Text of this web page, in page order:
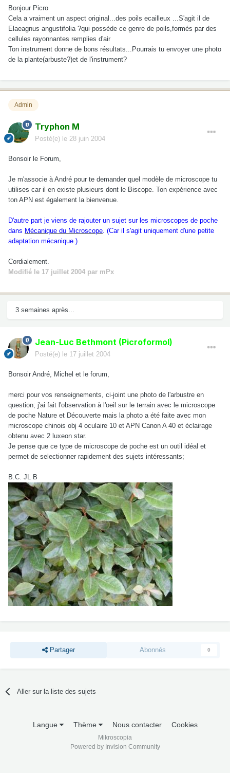
Bonjour Picro
Cela a vraiment un aspect original...des poils ecailleux ...S'agit il de
Elaeagnus angustifolia ?qui possède ce genre de poils,formés par des
cellules rayonnantes remplies d'air
Ton instrument donne de bons résultats...Pourrais tu envoyer une photo
de la plante(arbuste?)et de l'instrument?
Admin
Tryphon M
Posté(e) le 28 juin 2004
Bonsoir le Forum,
Je m'associe à André pour te demander quel modèle de microscope tu
utilises car il en existe plusieurs dont le Biscope. Ton expérience avec
ton APN est également la bienvenue.
D'autre part je viens de rajouter un sujet sur les microscopes de poche
dans Mécanique du Microscope . (Car il s'agit uniquement d'une petite
adaptation mécanique.)
Cordialement.
Modifié le 17 juillet 2004 par mPx
3 semaines après...
Jean-Luc Bethmont (Picroformol)
Posté(e) le 17 juillet 2004
Bonsoir André, Michel et le forum,
merci pour vos renseignements, ci-joint une photo de l'arbustre en
question; j'ai fait l'observation à l'oeil sur le terrain avec le microscope
de poche Nature et Découverte mais la photo a été faite avec mon
microscope chinois obj 4 oculaire 10 et APN Canon A 40 et éclairage
obtenu avec 2 luxeon star.
Je pense que ce type de microscope de poche est un outil idéal et
permet de selectionner rapidement des sujets intéressants;
B.C. JL B
Partager Abonnés 0
Aller sur la liste des sujets
Langue Thème Nous contacter Cookies
Mikroscopia
Powered by Invision Community